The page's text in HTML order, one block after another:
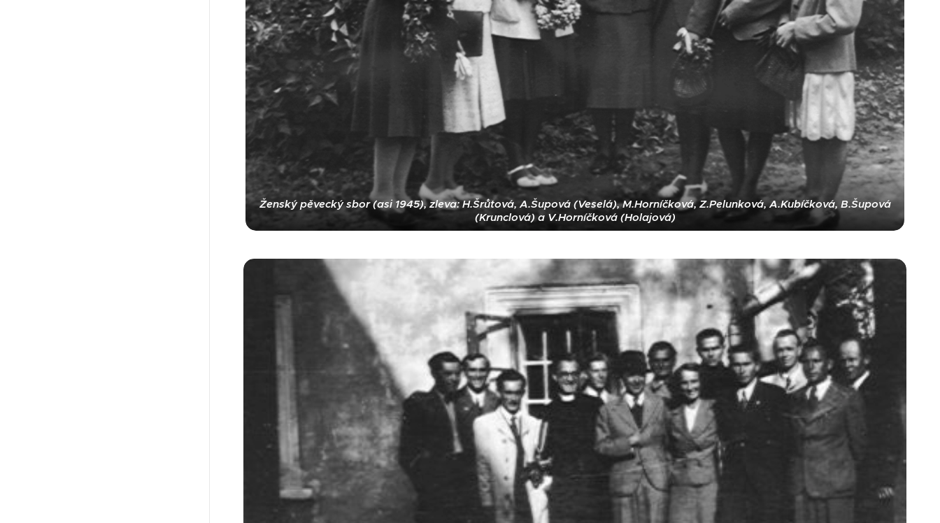
Ženský pěvecký sbor (asi 1945), zleva: H.Šrůtová, A.Šupová (Veselá), M.Horníčková, Z.Pelunková, A.Kubíčková, B.Šupová
(Krunclová) a V.Horníčková (Holajová)